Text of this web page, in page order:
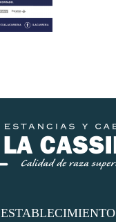
ESTABLECIMIENTO